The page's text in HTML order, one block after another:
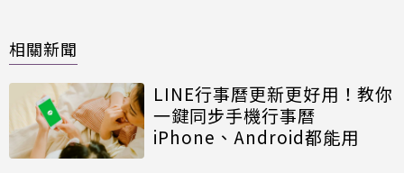
相關新聞
LINE行事曆更新更好用！教你
一鍵同步手機行事曆
iPhone、Android都能用